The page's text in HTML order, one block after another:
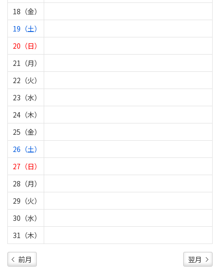
18（金）
19（土）
20（日）
21（月）
22（火）
23（水）
24（木）
25（金）
26（土）
27（日）
28（月）
29（火）
30（水）
31（木）
前月 翌月